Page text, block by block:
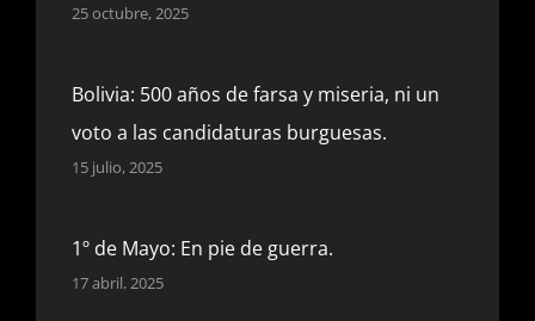
25 octubre, 2025
Bolivia: 500 años de farsa y miseria, ni un
voto a las candidaturas burguesas.
15 julio, 2025
1º de Mayo: En pie de guerra.
17 abril, 2025